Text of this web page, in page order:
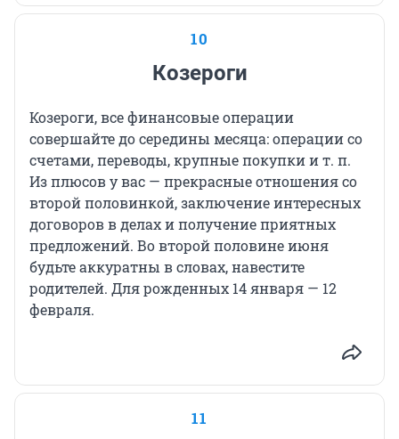
10
Козероги
Козероги, все финансовые операции
совершайте до середины месяца: операции со
счетами, переводы, крупные покупки и т. п.
Из плюсов у вас — прекрасные отношения со
второй половинкой, заключение интересных
договоров в делах и получение приятных
предложений. Во второй половине июня
будьте аккуратны в словах, навестите
родителей. Для рожденных 14 января — 12
февраля.
11